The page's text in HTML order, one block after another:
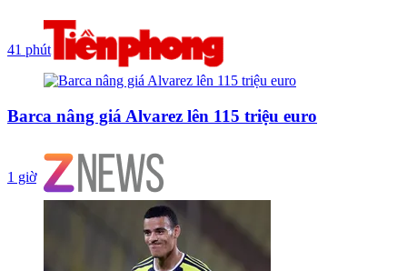
41 phút
Barca nâng giá Alvarez lên 115 triệu euro
1 giờ